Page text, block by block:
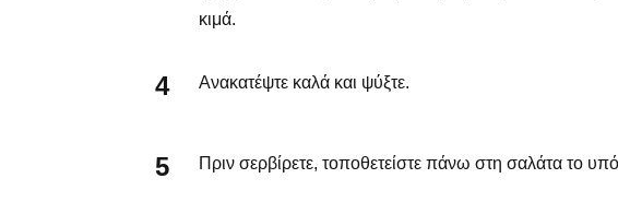
κιμά.
Ανακατέψτε καλά και ψύξτε.
Πριν σερβίρετε, τοποθετείστε πάνω στη σαλάτα το